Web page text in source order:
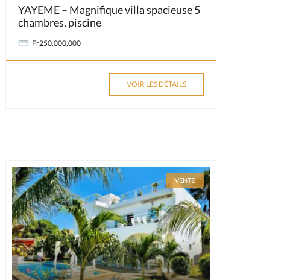
YAYEME – Magnifique villa spacieuse 5
chambres, piscine
Fr250,000,000
VOIR LES DÉTAILS
VENTE